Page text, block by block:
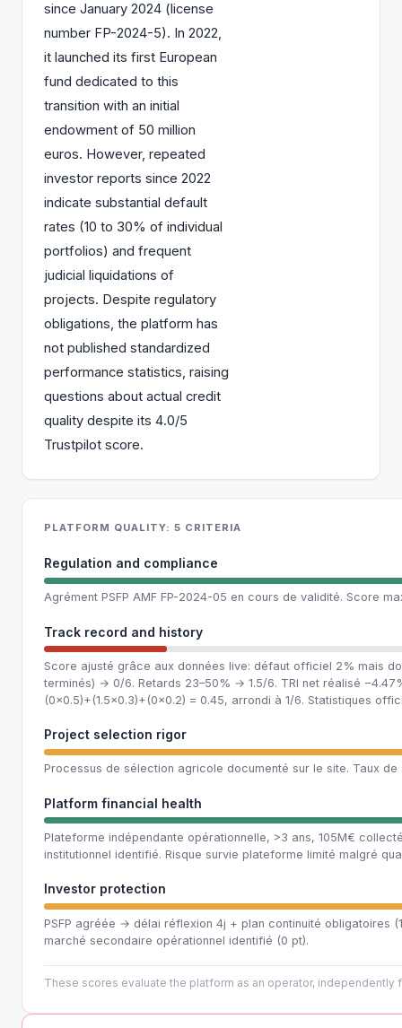
since January 2024 (license
number FP-2024-5). In 2022,
it launched its first European
fund dedicated to this
transition with an initial
endowment of 50 million
euros. However, repeated
investor reports since 2022
indicate substantial default
rates (10 to 30% of individual
portfolios) and frequent
judicial liquidations of
projects. Despite regulatory
obligations, the platform has
not published standardized
performance statistics, raising
questions about actual credit
quality despite its 4.0/5
Trustpilot score.
PLATFORM QUALITY: 5 CRITERIA
Regulation and compliance
Agrément PSFP AMF FP-2024-05 en cours de validité. Score
Track record and history
Score ajusté grâce aux données live: défaut officiel 2% mais
terminés) → 0/6. Retards 23–50% → 1.5/6. TRI net réalisé
(0×0.5)+(1.5×0.3)+(0×0.2) = 0.45, arrondi à 1/6. Statistiques
Project selection rigor
Processus de sélection agricole documenté sur le site. Taux
Platform financial health
Plateforme indépendante opérationnelle, >3 ans, 105M€
institutionnel identifié. Risque survie plateforme limité malgré
Investor protection
PSFP agréée → délai réflexion 4j + plan continuité obligatoires
marché secondaire opérationnel identifié (0 pt).
These scores evaluate the platform as an operator, independently